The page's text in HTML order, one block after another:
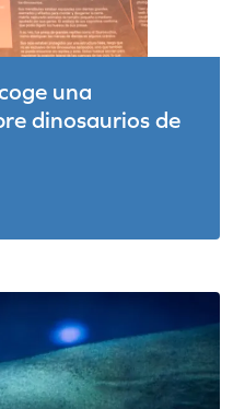
una
dinosaurios de